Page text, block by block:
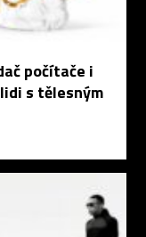
počítače i
s tělesným